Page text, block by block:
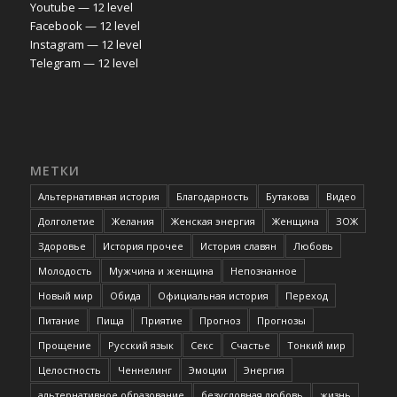
Youtube — 12 level
Facebook — 12 level
Instagram — 12 level
Telegram — 12 level
МЕТКИ
Альтернативная история Благодарность Бутакова
Видео
Долголетие
Желания Женская энергия Женщина
ЗОЖ
Здоровье
История прочее История славян
Любовь
Молодость
Мужчина и женщина
Непознанное
Новый мир
Обида Официальная история
Переход
Питание
Пища Приятие Прогноз
Прогнозы
Прощение
Русский язык Секс Счастье
Тонкий мир
Целостность
Ченнелинг Эмоции
Энергия